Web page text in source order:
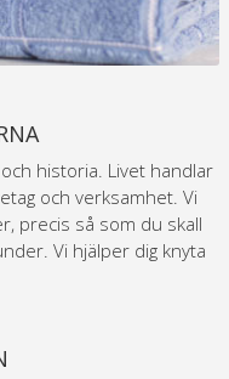
historia. Livet handlar
och verksamhet. Vi
precis så som du skall
Vi hjälper dig knyta